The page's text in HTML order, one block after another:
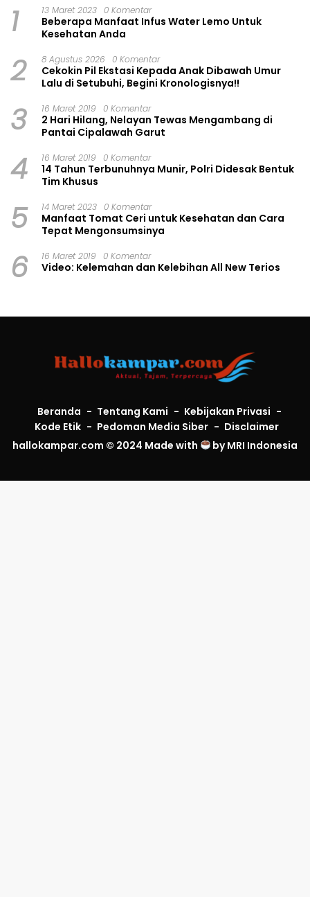
1 13 Maret 2023 0 Komentar
Beberapa Manfaat Infus Water Lemo Untuk
Kesehatan Anda
2 8 Agustus 2026 0 Komentar
Cekokin Pil Ekstasi Kepada Anak Dibawah Umur
Lalu di Setubuhi, Begini Kronologisnya!!
3 16 Maret 2019 0 Komentar
2 Hari Hilang, Nelayan Tewas Mengambang di
Pantai Cipalawah Garut
4 16 Maret 2019 0 Komentar
14 Tahun Terbunuhnya Munir, Polri Didesak Bentuk
Tim Khusus
5 14 Maret 2023 0 Komentar
Manfaat Tomat Ceri untuk Kesehatan dan Cara
Tepat Mengonsumsinya
6 16 Maret 2019 0 Komentar
Video: Kelemahan dan Kelebihan All New Terios
Beranda Tentang Kami
Kebijakan Privasi
Kode Etik
Pedoman Media Siber
Disclaimer
hallokampar.com © 2024 Made with
byMRI Indonesia